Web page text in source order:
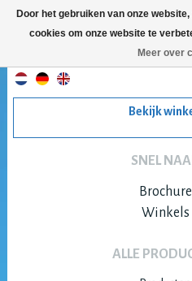
Bekijk
SNEL
Brochure
Winkels
ALLE
Door het gebruiken van onze
cookies om onze website te
Meer over